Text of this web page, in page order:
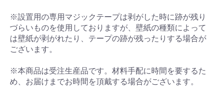
※設置用の専用マジックテープは剥がした時に跡が残り
づらいものを使用しておりますが、壁紙の種類によって
は壁紙が剥がれたり、テープの跡が残ったりする場合が
ございます。
※本商品は受注生産品です。材料手配に時間を要するた
め、お届けまでお時間を頂戴する場合がございます。